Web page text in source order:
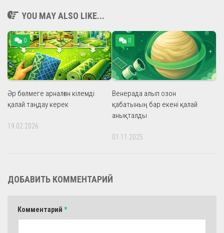
YOU MAY ALSO LIKE...
0
Әр бөлмеге арналған кілемді
қалай таңдау керек
19.02.2026
0
Венерада алып озон
қабатының бар екені қалай
анықталды
01.11.2025
ДОБАВИТЬ КОММЕНТАРИЙ
Комментарий *